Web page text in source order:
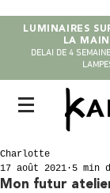
LUMINAIRES
LA
DELAI DE 4
Mon futur
Charlotte
17 août 2021 5 min